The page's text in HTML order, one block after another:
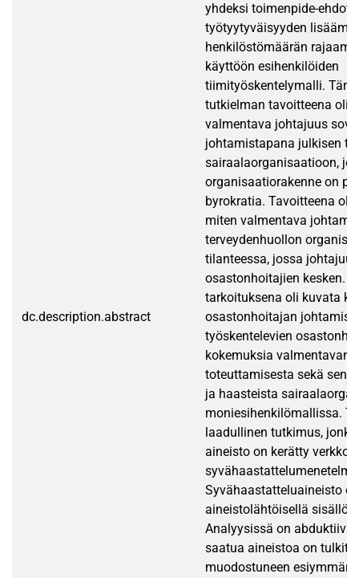
dc.description.abstract
yhdeksi toimenpide-
työtyytyväisyyden
henkilöstömäärän
käyttöön esihenkilöiden
tiimityöskentelymalli.
tutkielman tavoitteena oli
valmentava johtajuus
johtamistapana julkisen
sairaalaorganisaatioon,
organisaatiorakenne on
byrokratia. Tavoitteena oli
miten valmentava
terveydenhuollon
tilanteessa, jossa
osastonhoitajien kesken.
tarkoituksena oli kuvata
osastonhoitajan
työskentelevien
kokemuksia valmentavan
toteuttamisesta sekä sen
ja haasteista
moniesihenkilömallissa.
laadullinen tutkimus,
aineisto on kerätty
Syvähaastatteluaineisto
aineistolähtöisellä
Analyysissä on
saatua aineistoa on
muodostuneen